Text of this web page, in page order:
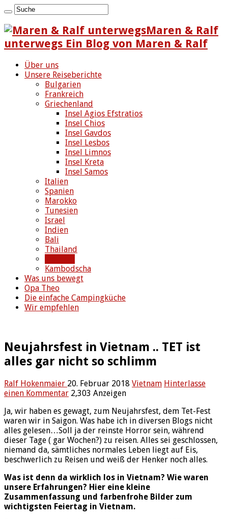
Maren & Ralf
unterwegs Ein Blog von Maren & Ralf
Über uns
Unsere Reiseberichte
Bulgarien
Frankreich
Griechenland
Insel Agios Efstratios
Insel Chios
Insel Gavdos
Insel Lesbos
Insel Limnos
Insel Kreta
Insel Samos
Italien
Spanien
Marokko
Tunesien
Israel
Indien
Bali
Thailand
Kambodscha
Was uns bewegt
Opa Theo
Die einfache Campingküche
Wir empfehlen
Neujahrsfest in Vietnam .. TET ist
alles gar nicht so schlimm
Ralf Hokenmaier 20. Februar 2018 Vietnam Hinterlasse
einen Kommentar 2,303 Anzeigen
Ja, wir haben es gewagt, zum Neujahrsfest, dem Tet-Fest
waren wir in Saigon. Was habe ich in diversen Blogs nicht
alles gelesen…Soll ja der reinste Horror sein, während
dieser Tage ( gar Wochen?) zu reisen. Alles sei geschlossen,
niemand da, sämtliches normales Leben liegt auf Eis,
beschwerlich zu Reisen und weiß der Henker noch alles.
Was ist denn da wirklich los in Vietnam? Wie waren
unsere Erfahrungen? Hier eine kleine
Zusammenfassung und farbenfrohe Bilder zum
wichtigsten Feiertag in Vietnam.